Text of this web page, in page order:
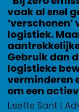
vaak al snel
logistiek.
Gebruik dan
logistieke
verminderen
om een
Lisette Sant |